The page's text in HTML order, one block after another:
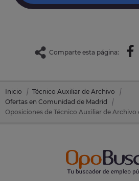
Comparte esta página:
Inicio
Técnico Auxiliar de Archivo
Ofertas en Comunidad de Madrid